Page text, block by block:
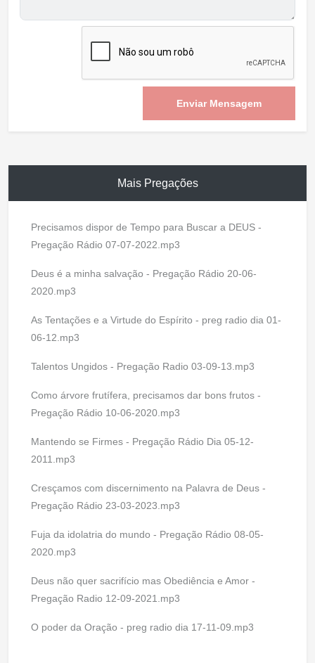
Enviar Mensagem
Mais Pregações
Precisamos dispor de Tempo para Buscar a DEUS -
Pregação Rádio 07-07-2022.mp3
Deus é a minha salvação - Pregação Rádio 20-06-
2020.mp3
As Tentações e a Virtude do Espírito - preg radio dia 01-
06-12.mp3
Talentos Ungidos - Pregação Radio 03-09-13.mp3
Como árvore frutífera, precisamos dar bons frutos -
Pregação Rádio 10-06-2020.mp3
Mantendo se Firmes - Pregação Rádio Dia 05-12-
2011.mp3
Cresçamos com discernimento na Palavra de Deus -
Pregação Rádio 23-03-2023.mp3
Fuja da idolatria do mundo - Pregação Rádio 08-05-
2020.mp3
Deus não quer sacrifício mas Obediência e Amor -
Pregação Radio 12-09-2021.mp3
O poder da Oração - preg radio dia 17-11-09.mp3